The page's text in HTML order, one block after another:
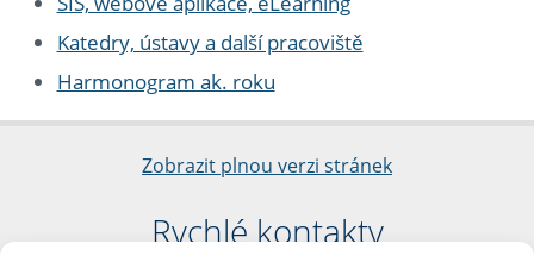
Katedry, ústavy a další pracoviště
Harmonogram ak. roku
Zobrazit plnou verzi stránek
Rychlé kontakty